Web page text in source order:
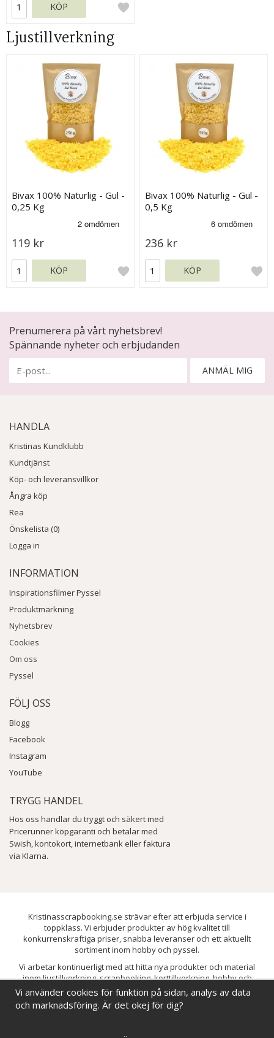
KÖP
Ljustillverkning
Bivax 100% Naturlig - Gul -
0,25 Kg
119 kr
KÖP
Bivax 100% Naturlig - Gul -
0,5 Kg
236 kr
KÖP
Prenumerera på vårt nyhetsbrev!
Spännande nyheter och erbjudanden
ANMÄL MIG
HANDLA
Kristinas Kundklubb
Kundtjänst
Köp- och leveransvillkor
Ångra köp
Rea
Önskelista (0)
Logga in
INFORMATION
Inspirationsfilmer Pyssel
Produktmärkning
Nyhetsbrev
Cookies
Om oss
Pyssel
FÖLJ OSS
Blogg
Facebook
Instagram
YouTube
TRYGG HANDEL
Hos oss handlar du tryggt och säkert med
Pricerunner köpgaranti och betalar med
Swish, kontokort, internetbank eller faktura
via Klarna.
Kristinasscrapbooking.se strävar efter att erbjuda service i
toppklass. Vi erbjuder produkter av hög kvalitet till
konkurrenskraftiga priser, snabba leveranser och ett aktuellt
sortiment inom hobby och pyssel.
Vi arbetar kontinuerligt med att hitta nya produkter och material
inom ljustillverkning, scrapbooking, korttillverkning, hobby och
pyssel. Målet är att bredda sortimentet och löpande förbättra och
utveckla vårt utbud, så att du alltid kan hitta det du behöver hos oss.
Vi använder cookies för funktion på sidan, analys av data
och marknadsföring. Är det okej för dig?